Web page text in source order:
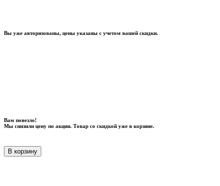
Вы уже авторизованы, цены указаны с учетом вашей скидки.
Вам повезло!
Мы снизили цену по акции. Товар со скидкой уже в корзине.
В корзину